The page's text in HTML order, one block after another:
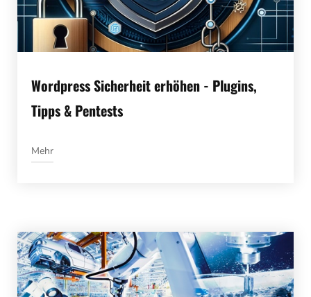
Wordpress Sicherheit erhöhen - Plugins,
Tipps & Pentests
Mehr